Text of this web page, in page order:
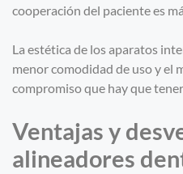
cooperación del paciente es
La estética de los aparatos
menor comodidad de uso y el
compromiso que hay que
Ventajas y
alineadores